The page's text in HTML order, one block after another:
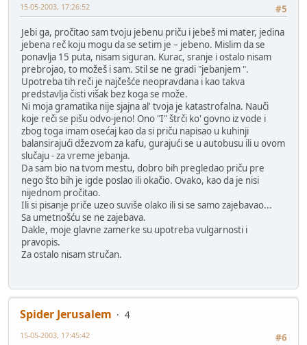
#5
15-05-2003, 17:26:52
Jebi ga, pročitao sam tvoju jebenu priču i jebeš mi mater, jedina
jebena reč koju mogu da se setim je – jebeno. Mislim da se
ponavlja 15 puta, nisam siguran. Kurac, sranje i ostalo nisam
prebrojao, to možeš i sam. Stil se ne gradi "jebanjem ".
Upotreba tih reči je najčešće neopravdana i kao takva
predstavlja čisti višak bez koga se može.
Ni moja gramatika nije sjajna al' tvoja je katastrofalna. Nauči
koje reči se pišu odvo-jeno! Ono "I" štrči ko' govno iz vode i
zbog toga imam osećaj kao da si priču napisao u kuhinji
balansirajući džezvom za kafu, gurajući se u autobusu ili u ovom
slučaju - za vreme jebanja.
Da sam bio na tvom mestu, dobro bih pregledao priču pre
nego što bih je igde poslao ili okačio. Ovako, kao da je nisi
nijednom pročitao.
Ili si pisanje priče uzeo suviše olako ili si se samo zajebavao...
Sa umetnošću se ne zajebava.
Dakle, moje glavne zamerke su upotreba vulgarnosti i
pravopis.
Za ostalo nisam stručan.
Spider Jerusalem
4
#6
15-05-2003, 17:45:42